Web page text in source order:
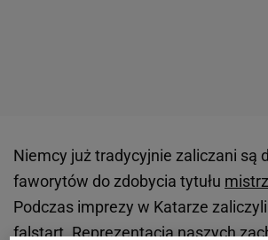
Niemcy już tradycyjnie zaliczani są
faworytów do zdobycia tytułu
Podczas imprezy w Katarze
falstart. Reprezentacja naszych